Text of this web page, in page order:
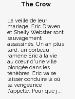
The Crow
La veille de leur
mariage, Eric Draven
et Shelly Webster sont
sauvagement
assassinés. Un an plus
tard, un corbeau
ramène Eric à la vie
au cœur d'une ville
plongée dans les
ténèbres. Eric va se
laisser conduire là où
sa vengeance
l'appelle. Pour que j...